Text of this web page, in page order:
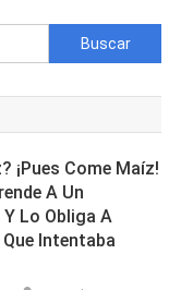
Buscar:
¡Pues Come Maíz!
A Un
Lo Obliga A
Intentaba